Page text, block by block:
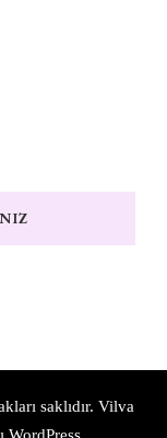
saklıdır. Vilva